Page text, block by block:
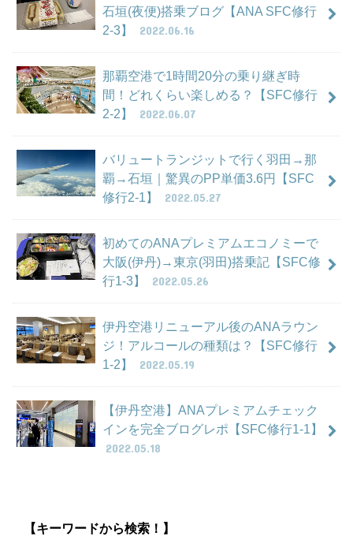
石垣(夜便)搭乗ブログ【ANA SFC修行
2-3】
2022.06.16
那覇空港で1時間20分の乗り継ぎ時
間！どれくらい楽しめる？【SFC修行
2-2】
2022.06.07
バリュートランジットで行く羽田→那
覇→石垣｜驚異のPP単価3.6円【SFC
修行2-1】
2022.05.27
初めてのANAプレミアムエコノミーで
大阪(伊丹)→東京(羽田)搭乗記【SFC修
行1-3】
2022.05.26
伊丹空港リニューアル後のANAラウン
ジ！アルコールの種類は？【SFC修行
1-2】
2022.05.19
【伊丹空港】ANAプレミアムチェック
インを完全ブログレポ【SFC修行1-1】
2022.05.18
【キーワードから検索！】